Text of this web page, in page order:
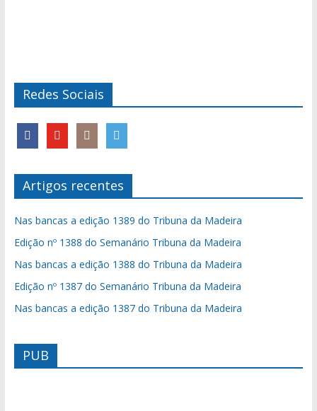
Redes Sociais
Artigos recentes
Nas bancas a edição 1389 do Tribuna da Madeira
Edição nº 1388 do Semanário Tribuna da Madeira
Nas bancas a edição 1388 do Tribuna da Madeira
Edição nº 1387 do Semanário Tribuna da Madeira
Nas bancas a edição 1387 do Tribuna da Madeira
PUB